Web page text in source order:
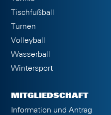
Tischfußball
Turnen
Volleyball
Wasserball
Wintersport
MITGLIEDSCHAFT
Information und Antrag